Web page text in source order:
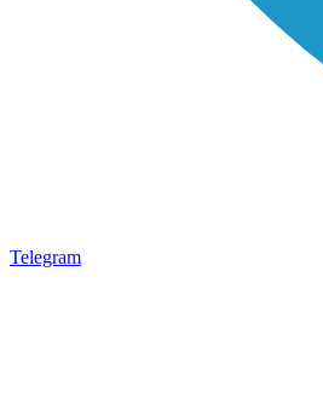
Telegram